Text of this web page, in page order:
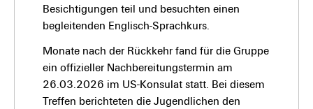
Besichtigungen teil und besuchten einen
begleitenden Englisch-Sprachkurs.
Monate nach der Rückkehr fand für die Gruppe
ein offizieller Nachbereitungstermin am
26.03.2026 im US-Konsulat statt. Bei diesem
Treffen berichteten die Jugendlichen den